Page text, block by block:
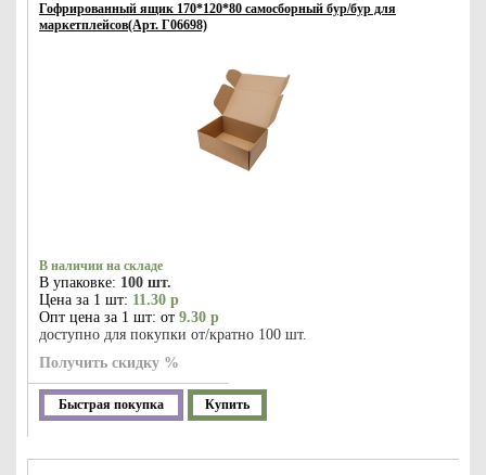
Гофрированный ящик 170*120*80 самосборный бур/бур для
маркетплейсов(Арт. Г06698)
В наличии на складе
В упаковке: 100 шт.
Цена за 1 шт: 11.30 р
Опт цена за 1 шт: от 9.30 р
доступно для покупки от/кратно 100 шт.
Получить скидку %
Быстрая покупка Купить